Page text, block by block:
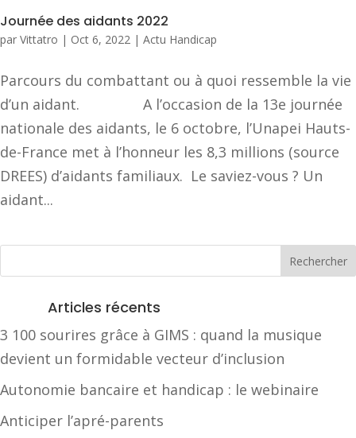
Journée des aidants 2022
par Vittatro | Oct 6, 2022 | Actu Handicap
Parcours du combattant ou à quoi ressemble la vie
d’un aidant. A l’occasion de la 13e journée
nationale des aidants, le 6 octobre, l’Unapei Hauts-
de-France met à l’honneur les 8,3 millions (source
DREES) d’aidants familiaux. Le saviez-vous ? Un
aidant...
Articles récents
3 100 sourires grâce à GIMS : quand la musique
devient un formidable vecteur d’inclusion
Autonomie bancaire et handicap : le webinaire
Anticiper l’apré-parents